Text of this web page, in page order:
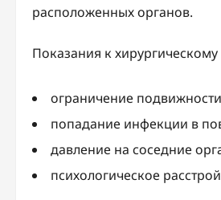
расположенных органов.
Показания к
ограничение
попадание инфекции в
давление на соседние
психологическое